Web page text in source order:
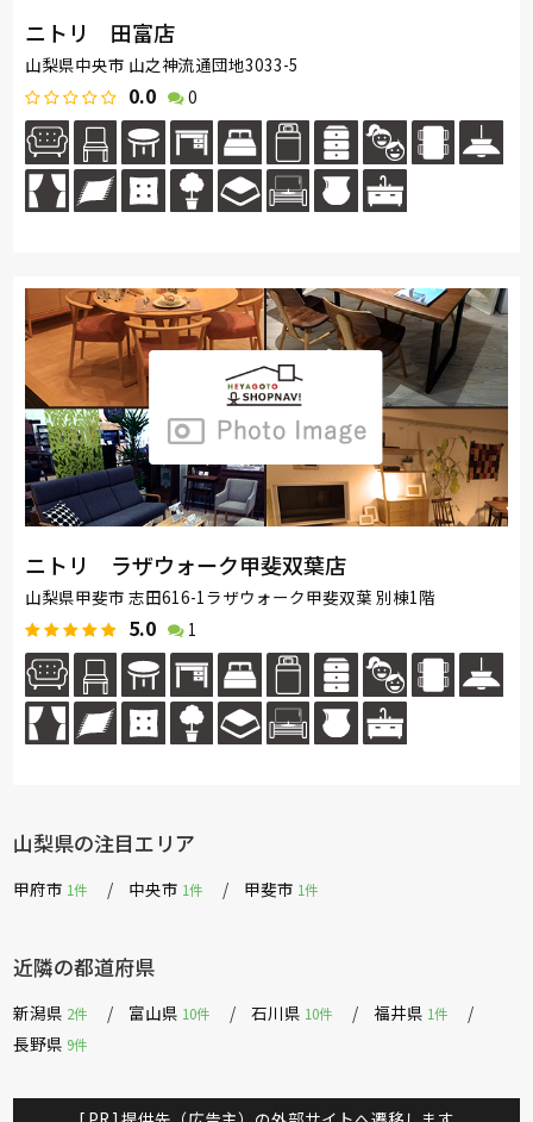
ニトリ 田富店
山梨県中央市 山之神流通団地3033-5
0.0 0
ニトリ ラザウォーク甲斐双葉店
山梨県甲斐市 志田616-1ラザウォーク甲斐双葉 別棟1階
5.0 1
山梨県の注目エリア
甲府市 1件 中央市 1件 甲斐市 1件
近隣の都道府県
新潟県 2件 富山県 10件 石川県 10件 福井県 1件
長野県 9件